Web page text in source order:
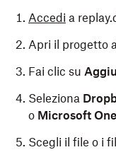
Accedi a
Apri il progetto
Fai clic su
Seleziona
o Microsoft
Scegli il file o i